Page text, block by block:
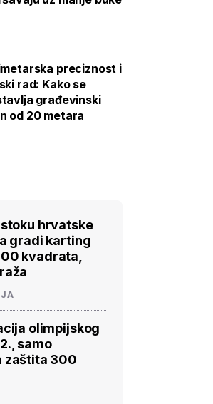
preciznost i
rad: Kako se
građevinski
od 20 metara
hrvatske
gradi karting
kvadrata,
olimpijskog
samo
zaštita 300